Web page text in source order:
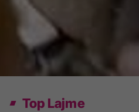
Top Lajme